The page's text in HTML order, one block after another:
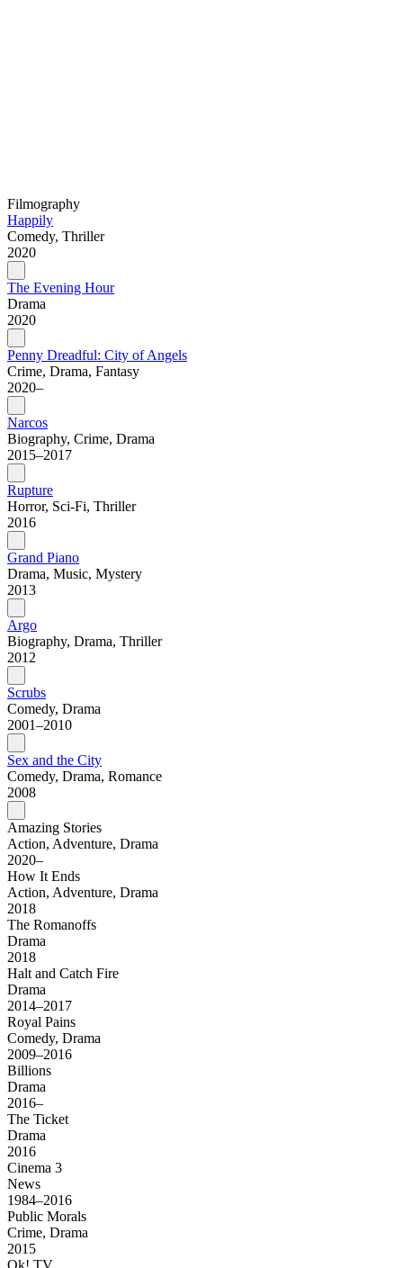
Filmography
Happily
Comedy, Thriller
2020
The Evening Hour
Drama
2020
Penny Dreadful: City of Angels
Crime, Drama, Fantasy
2020–
Narcos
Biography, Crime, Drama
2015–2017
Rupture
Horror, Sci-Fi, Thriller
2016
Grand Piano
Drama, Music, Mystery
2013
Argo
Biography, Drama, Thriller
2012
Scrubs
Comedy, Drama
2001–2010
Sex and the City
Comedy, Drama, Romance
2008
Amazing Stories
Action, Adventure, Drama
2020–
How It Ends
Action, Adventure, Drama
2018
The Romanoffs
Drama
2018
Halt and Catch Fire
Drama
2014–2017
Royal Pains
Comedy, Drama
2009–2016
Billions
Drama
2016–
The Ticket
Drama
2016
Cinema 3
News
1984–2016
Public Morals
Crime, Drama
2015